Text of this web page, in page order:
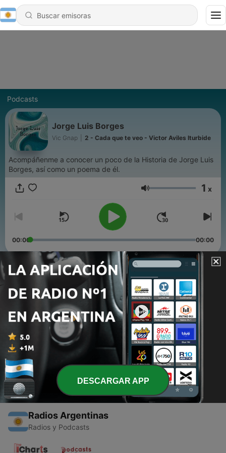
Podcasts
Jorge Luis Borges
Vic Gnap 2 - Cada que te veo - Victor Aviles Iturbide
Acompáñenme a conocer un poco de la Historia de Jorge Luis
Borges, así como un poema de él.
Volumen 1 x
00:00 00:00
Episodios
Cada que te veo - Victor Aviles Iturbide
26 feb. 2021
1 - Jorge Luis Borges
17 feb. 2021
Radios Argentinas
Radios y Podcasts
DESCARGAR APP